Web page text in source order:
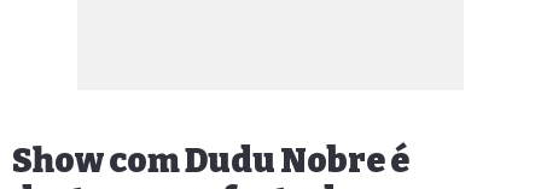
Show com Dudu Nobre é